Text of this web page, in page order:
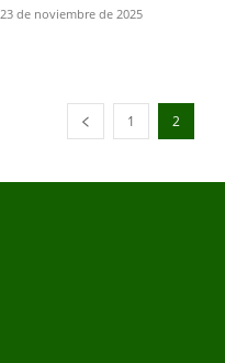
23 de noviembre de 2025
1 2